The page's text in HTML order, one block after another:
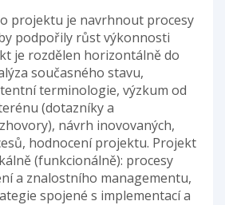
projektu je navrhnout procesy
podpořily růst výkonnosti
je rozdělen horizontálně do
současného stavu,
terminologie, výzkum od
(dotazníky a
návrh inovovaných,
hodnocení projektu. Projekt
(funkcionálně): procesy
a znalostního managementu,
spojené s implementací a